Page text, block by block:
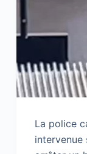
La police
intervenue